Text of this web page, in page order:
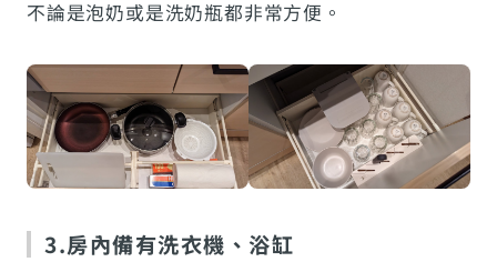
不論是泡奶或是洗奶瓶都非常方便。
3.房內備有洗衣機、浴缸